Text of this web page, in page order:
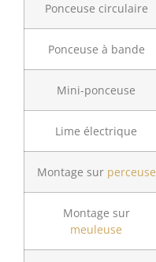
Ponceuse circulaire
Ponceuse à bande
Mini-ponceuse
Lime électrique
Montage sur perceuse
Montage sur
meuleuse